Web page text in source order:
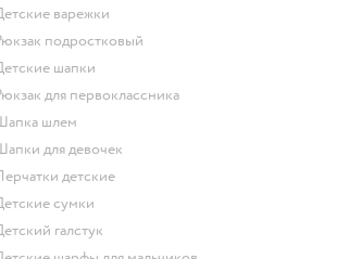
Детские варежки
Рюкзак подростковый
Детские шапки
Рюкзак для первоклассника
Шапка шлем
Шапки для девочек
Перчатки детские
Детские сумки
Детский галстук